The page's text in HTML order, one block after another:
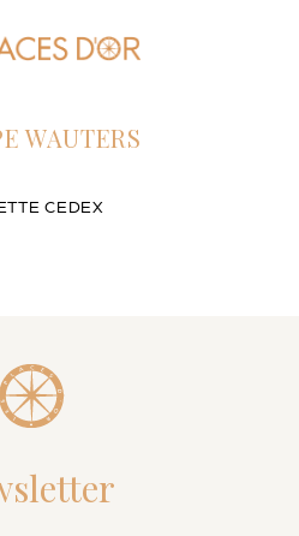
WAUTERS
CEDEX